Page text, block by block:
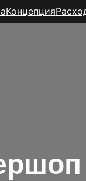
Концепция